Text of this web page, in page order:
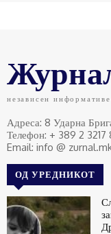
независен
Адреса: 8 Ударна
Телефон: + 389 2 3217
Email: info @
ОД УРЕДНИКОТ